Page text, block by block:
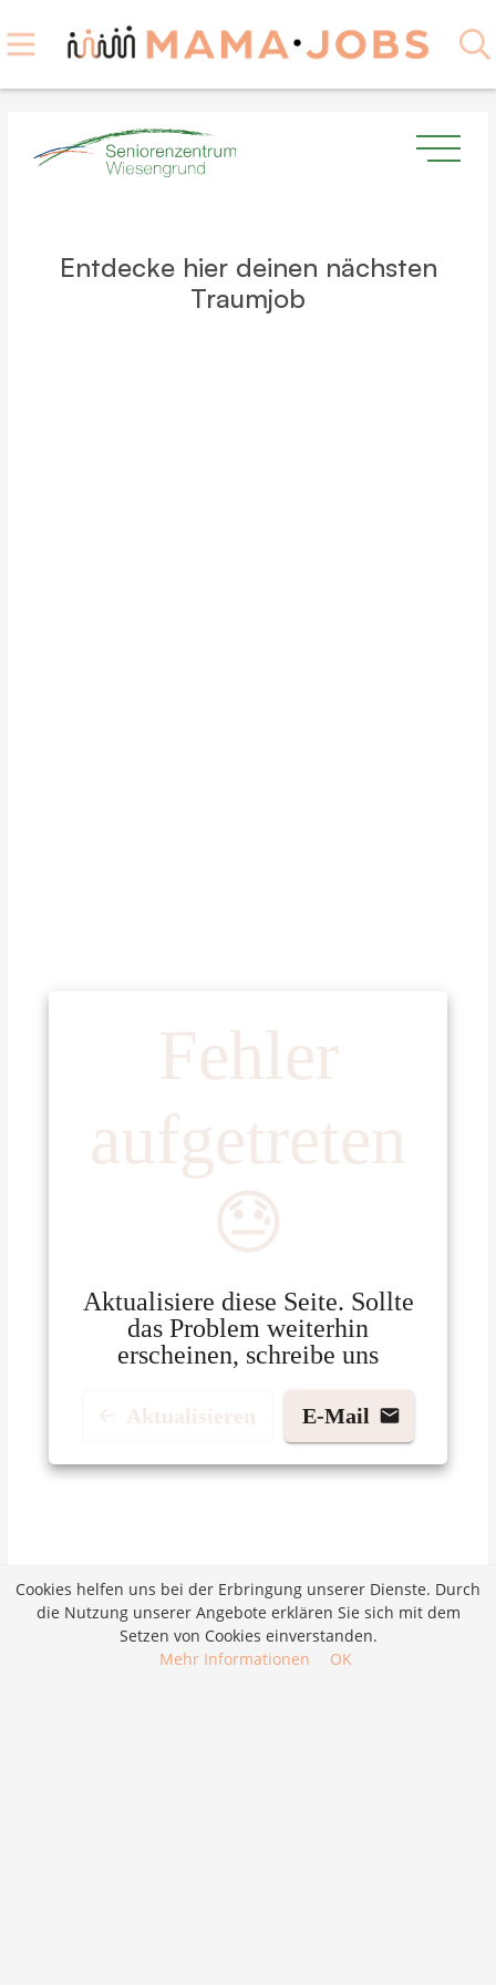
Bewerben
Job merken
Cookies helfen uns bei der Erbringung unserer Dienste. Durch
die Nutzung unserer Angebote erklären Sie sich mit dem
Setzen von Cookies einverstanden.
Mehr Informationen
OK